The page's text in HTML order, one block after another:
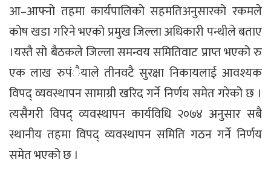
आ–आफ्नो तहमा कार्यपालिको सहमतिअनुसारको रकमले
कोष खडा गरिने भएको प्रमुख जिल्ला अधिकारी पन्थीले बताए
।यस्तै सो बैठकले जिल्ला समन्वय समितिवाट प्राप्त भएको रु
एक लाख रुपंैयाले तीनवटै सुरक्षा निकायलाई आवश्यक
विपद् व्यवस्थापन सामाग्री खरिद गर्ने निर्णय समेत गरेको छ ।
त्यसैगरी विपद् व्यवस्थापन कार्यविधि २०७४ अनुसार सबै
स्थानीय तहमा विपद् व्यवस्थापन समिति गठन गर्ने निर्णय
समेत भएको छ ।